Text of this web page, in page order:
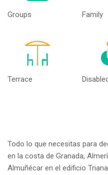
Groups Family
Terrace
Todo lo que necesitas para
en la costa de Granada,
Almuñécar en el edificio